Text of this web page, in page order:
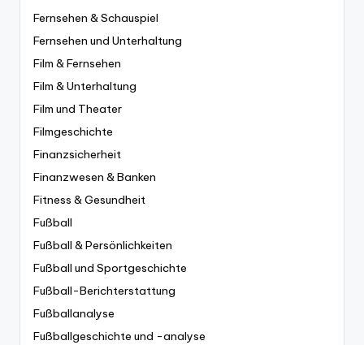
Fernsehen & Schauspiel
Fernsehen und Unterhaltung
Film & Fernsehen
Film & Unterhaltung
Film und Theater
Filmgeschichte
Finanzsicherheit
Finanzwesen & Banken
Fitness & Gesundheit
Fußball
Fußball & Persönlichkeiten
Fußball und Sportgeschichte
Fußball-Berichterstattung
Fußballanalyse
Fußballgeschichte und -analyse